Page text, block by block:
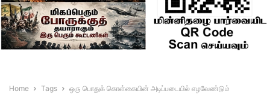
Home Tags ஒரு பொதுக் கொள்கையின் அடிப்படையில் எழவேண்டும்